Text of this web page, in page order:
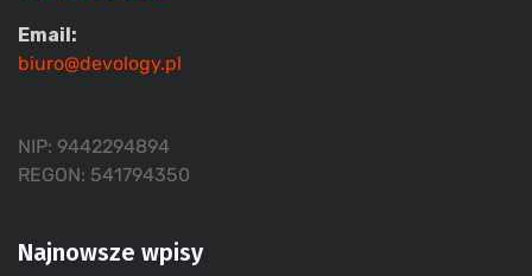
Email:
biuro@devology.pl
NIP: 9442294894
REGON: 541794350
Najnowsze wpisy